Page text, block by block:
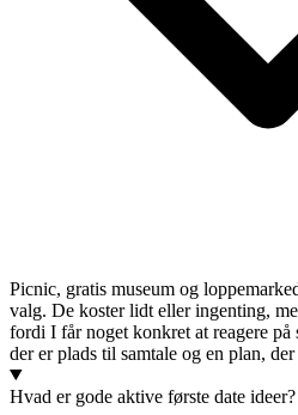
Picnic, gratis museum og
valg. De koster lidt eller ingenting,
fordi I får noget konkret at reagere på
der er plads til samtale og en plan,
Hvad er gode aktive første date ideer?